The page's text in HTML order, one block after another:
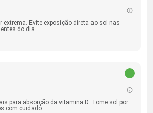
extrema. Evite exposição direta ao sol nas
do dia.
para absorção da vitamina D. Tome sol por
com cuidado.